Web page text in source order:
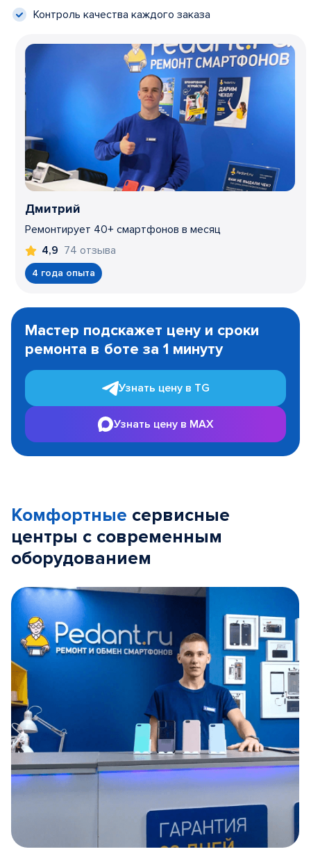
Контроль качества каждого заказа
Дмитрий
Ремонтирует 40+ смартфонов в месяц
4,9 74 отзыва
4 года опыта
1
Мастер подскажет цену и сроки
ремонта в боте за 1 минуту
Узнать цену в TG
Узнать цену в MAX
Комфортные сервисные
центры с современным
оборудованием